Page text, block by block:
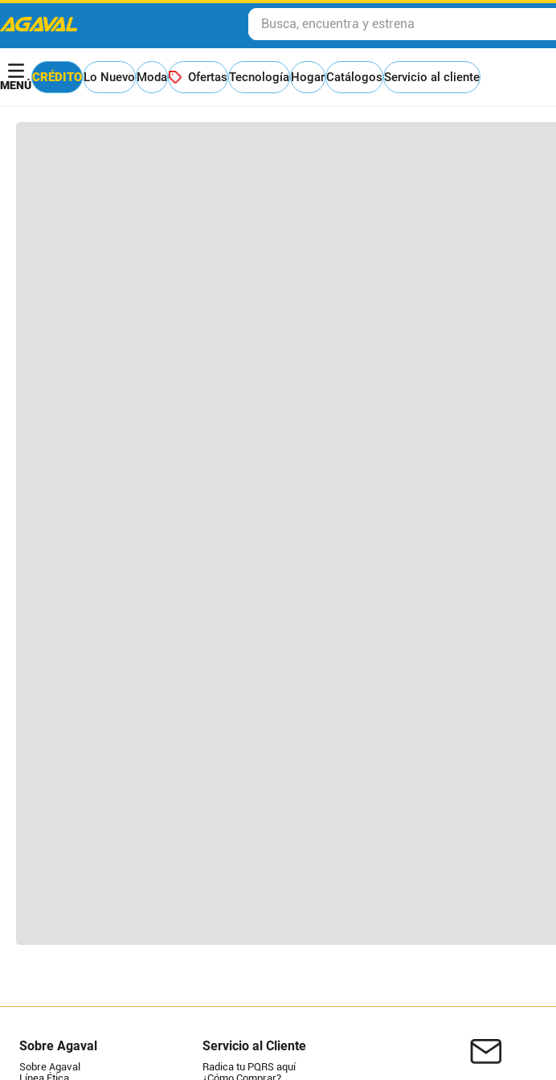
Busca, encuentra y estrena
CRÉDITOLo NuevoModa OfertasTecnologíaHogarCatálogosServicio al cliente
Otros clientes compraron
Sobre Agaval
Sobre Agaval
Servicio al Cliente
Radica tu PQRS aquí